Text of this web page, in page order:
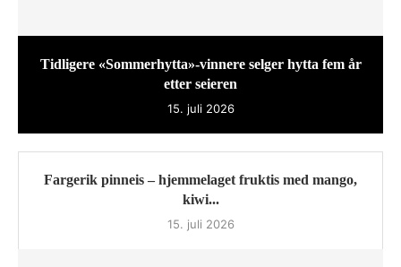
Tidligere «Sommerhytta»-vinnere selger hytta fem år
etter seieren
15. juli 2026
Fargerik pinneis – hjemmelaget fruktis med mango,
kiwi...
15. juli 2026